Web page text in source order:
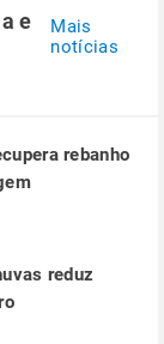
e
Mais
notícias
rebanho
reduz